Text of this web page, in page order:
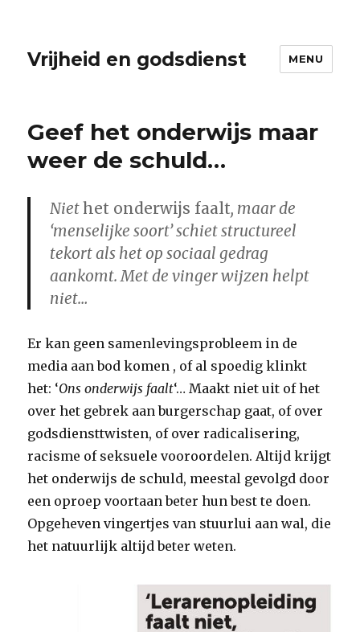
Vrijheid en godsdienst MENU
Geef het onderwijs maar
weer de schuld…
Niethet onderwijs faalt, maar de
‘menselijke soort’ schiet structureel
tekort als het op sociaal gedrag
aankomt. Met de vinger wijzen helpt
niet…
Er kan geen samenlevingsprobleem in de
media aan bod komen , of al spoedig klinkt
het: ‘Ons onderwijs faalt‘… Maakt niet uit of het
over het gebrek aan burgerschap gaat, of over
godsdiensttwisten, of over radicalisering,
racisme of seksuele vooroordelen. Altijd krijgt
het onderwijs de schuld, meestal gevolgd door
een oproep voortaan beter hun best te doen.
Opgeheven vingertjes van stuurlui aan wal, die
het natuurlijk altijd beter weten.